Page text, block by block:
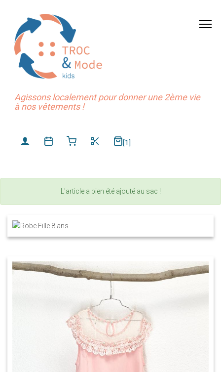
Agissons localement pour donner une 2ème vie
à nos vêtements !
[1]
L'article a bien été ajouté au sac !